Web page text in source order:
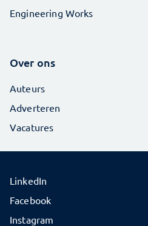
Engineering Works
Over ons
Auteurs
Adverteren
Vacatures
LinkedIn
Facebook
Instagram